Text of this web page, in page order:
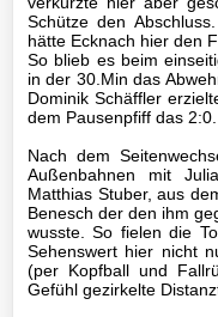
A1-
Jugend
A2-
Jugend
B1-
Jugend
Archiv
B2-
Schütze den
hätte Ecknach hier den
So blieb es beim
in der 30.Min das
Dominik Schäffler
dem Pausenpfiff das 2:0.
Nach dem
Außenbahnen mit
Matthias Stuber, aus
Benesch der den ihm
wusste. So fielen die
Sehenswert hier nicht
(per Kopfball und
Gefühl gezirkelte